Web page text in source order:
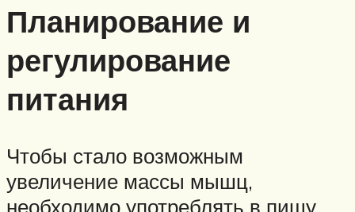
Планирование и
регулирование
питания
Чтобы стало возможным
увеличение массы мышц,
необходимо употреблять в пищу